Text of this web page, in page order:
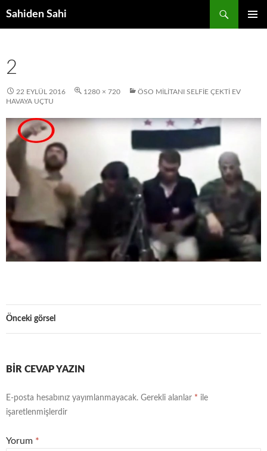
Sahiden Sahi
2
22 EYLÜL 2016 1280 × 720
ÖSO MILITANI SELFIE ÇEKTI EV
HAVAYA UÇTU
Önceki görsel
BIR CEVAP YAZIN
E-posta hesabınız yayımlanmayacak. Gerekli alanlar * ile
işaretlenmişlerdir
Yorum *